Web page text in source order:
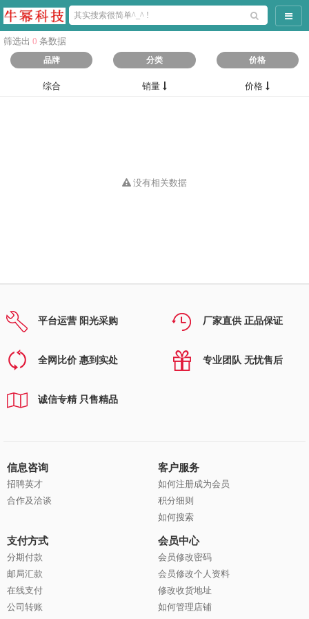
导航
筛选出 0 条数据
品牌 分类 价格
综合 销量 价格
没有相关数据
平台运营 阳光采购 厂家直供 正品保证
全网比价 惠到实处 专业团队 无忧售后
诚信专精 只售精品
信息咨询
招聘英才
合作及洽谈
客户服务
如何注册成为会员
积分细则
如何搜索
支付方式
分期付款
邮局汇款
在线支付
公司转账
会员中心
会员修改密码
会员修改个人资料
修改收货地址
如何管理店铺